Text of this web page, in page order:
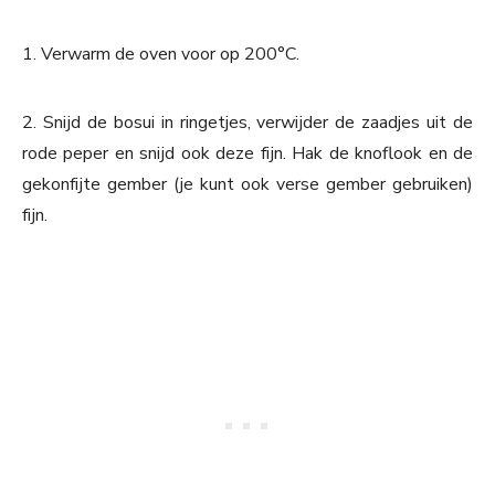
1. Verwarm de oven voor op 200°C.
2. Snijd de bosui in ringetjes, verwijder de zaadjes uit de
rode peper en snijd ook deze fijn. Hak de knoflook en de
gekonfijte gember (je kunt ook verse gember gebruiken)
fijn.